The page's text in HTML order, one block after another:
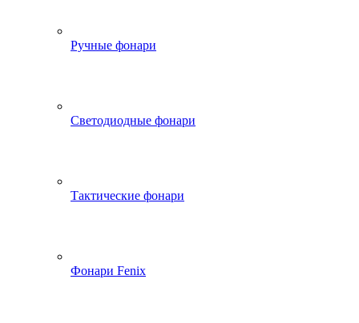
Ручные фонари
Светодиодные фонари
Тактические фонари
Фонари Fenix